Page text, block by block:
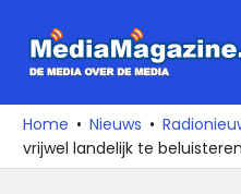
naar
media
over
de
Home Nieuws
vrijwel landelijk te